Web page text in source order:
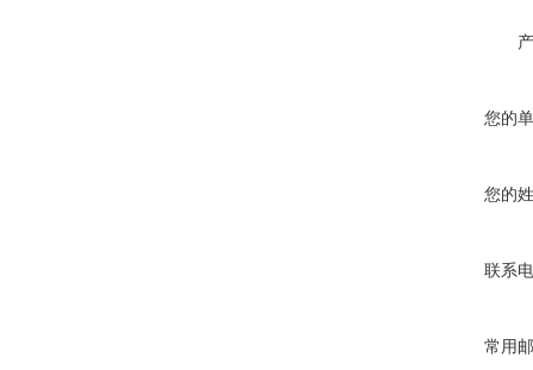
您的
您的
联系
常用